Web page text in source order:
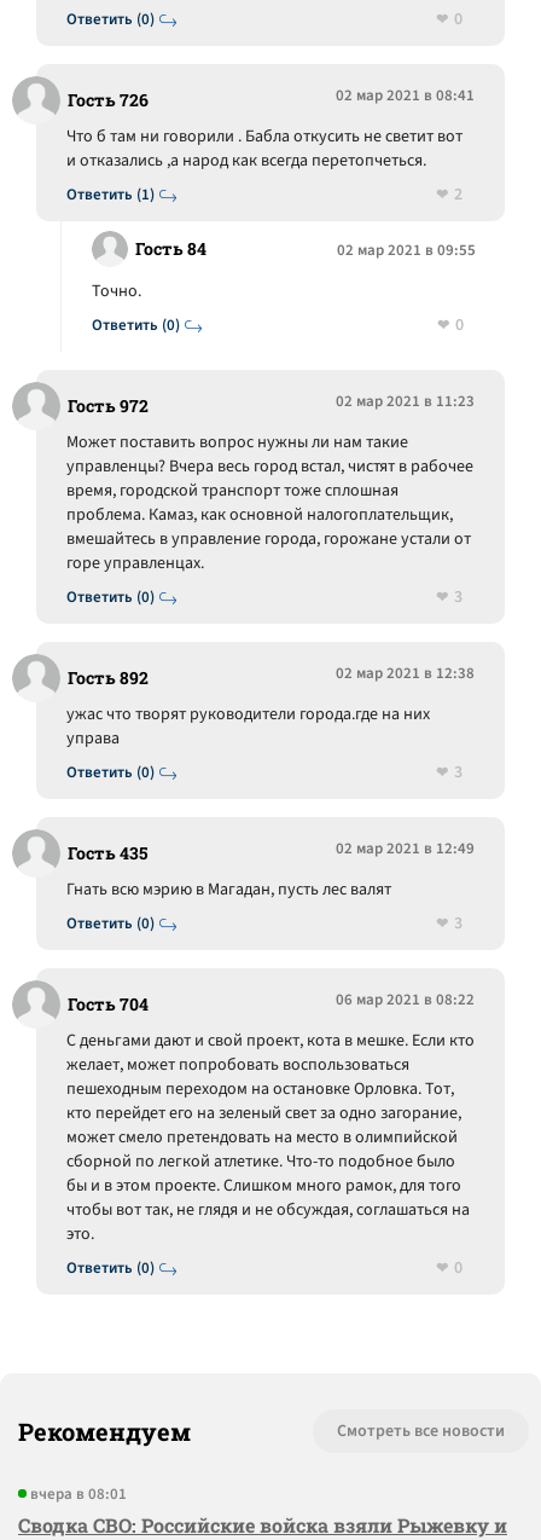
Ответить (0)
0
Гость 726 02 мар 2021 в 08:41
Ответить (1)
Что б там ни говорили . Бабла откусить не светит вот
и отказались ,а народ как всегда перетопчеться.
2
Гость 84 02 мар 2021 в 09:55
Ответить (0)
Точно.
0
Гость 972 02 мар 2021 в 11:23
Ответить (0)
Может поставить вопрос нужны ли нам такие
управленцы? Вчера весь город встал, чистят в рабочее
время, городской транспорт тоже сплошная
проблема. Камаз, как основной налогоплательщик,
вмешайтесь в управление города, горожане устали от
горе управленцах.
3
Гость 892 02 мар 2021 в 12:38
Ответить (0)
ужас что творят руководители города.где на них
управа
3
Гость 435 02 мар 2021 в 12:49
Ответить (0)
Гнать всю мэрию в Магадан, пусть лес валят
3
Гость 704 06 мар 2021 в 08:22
Ответить (0)
С деньгами дают и свой проект, кота в мешке. Если кто
желает, может попробовать воспользоваться
пешеходным переходом на остановке Орловка. Тот,
кто перейдет его на зеленый свет за одно загорание,
может смело претендовать на место в олимпийской
сборной по легкой атлетике. Что-то подобное было
бы и в этом проекте. Слишком много рамок, для того
чтобы вот так, не глядя и не обсуждая, соглашаться на
это.
0
Рекомендуем Смотреть все новости
вчера в 08:01
Сводка СВО: Российские войска взяли Рыжевку и